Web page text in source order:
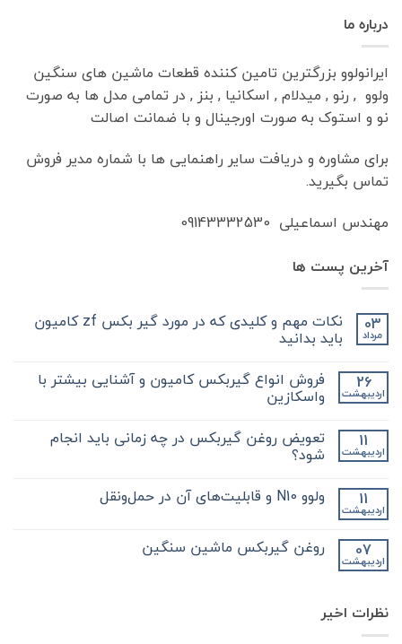
درباره ما
ایرانولوو بزرگترین تامین کننده قطعات ماشین های سنگین
ولوو , رنو , میدلام , اسکانیا , بنز , در تمامی مدل ها به صورت
نو و استوک به صورت اورجینال و با ضمانت اصالت
برای مشاوره و دریافت سایر راهنمایی ها با شماره مدیر فروش
تماس بگیرید.
مهندس اسماعیلی 09143332530
آخرین پست ها
03
مرداد
نکات مهم و کلیدی که در مورد گیر بکس zf کامیون
باید بدانید
دیدگاهی
نکات
مهم
کلیدی
در
مورد
بکس
کامیون
باید
نشده 26
اردیبهشت
فروش انواع گیربکس کامیون و آشنایی بیشتر با
واسکازین
برای
فروش
انواع
و
آشنایی
واسکازین
ثبت
نشده 11
اردیبهشت
تعویض روغن گیربکس در چه زمانی باید انجام
شود؟
برای
تعویض
در
چه
ثبت
نشده 11
اردیبهشت
ولوو N10 و قابلیت‌های آن در حمل‌ونقل
ولوو
N10
حمل‌ونقل
ثبت
نشده 07
اردیبهشت
روغن گیربکس ماشین سنگین
گیربکس
ماشیننظرات اخیر